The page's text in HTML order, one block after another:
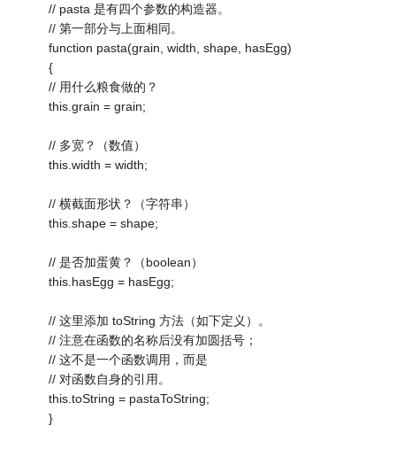
// pasta 是有四个参数的构造器。
// 第一部分与上面相同。
function pasta(grain, width, shape, hasEgg)
{
// 用什么粮食做的？
this.grain = grain;
// 多宽？（数值）
this.width = width;
// 横截面形状？（字符串）
this.shape = shape;
// 是否加蛋黄？（boolean）
this.hasEgg = hasEgg;
// 这里添加 toString 方法（如下定义）。
// 注意在函数的名称后没有加圆括号；
// 这不是一个函数调用，而是
// 对函数自身的引用。
this.toString = pastaToString;
}